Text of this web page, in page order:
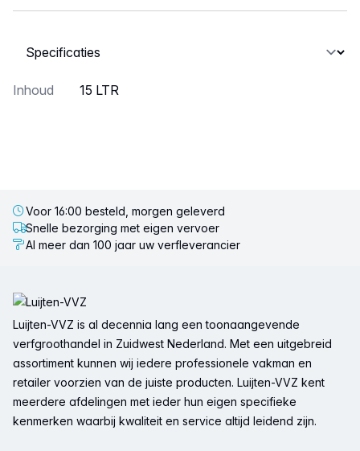
Selecteer een tabblad
Inhoud 15 LTR
Voor 16:00 besteld, morgen geleverd
Snelle bezorging met eigen vervoer
Al meer dan 100 jaar uw verfleverancier
Luijten-VVZ is al decennia lang een toonaangevende
verfgroothandel in Zuidwest Nederland. Met een uitgebreid
assortiment kunnen wij iedere professionele vakman en
retailer voorzien van de juiste producten. Luijten-VVZ kent
meerdere afdelingen met ieder hun eigen specifieke
kenmerken waarbij kwaliteit en service altijd leidend zijn.